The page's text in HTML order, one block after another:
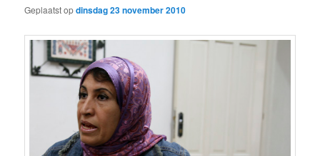
Geplaatst opdinsdag 23 november 2010